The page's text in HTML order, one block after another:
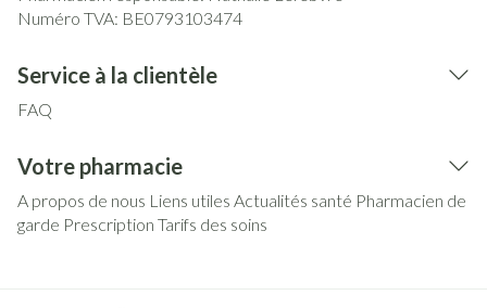
Numéro TVA: BE0793103474
Service à la clientèle
FAQ
Votre pharmacie
A propos de nous Liens utiles Actualités santé Pharmacien de
garde Prescription Tarifs des soins